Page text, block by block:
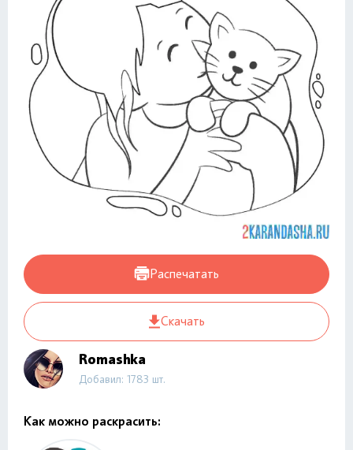
Распечатать
Скачать
Romashka
Добавил: 1783 шт.
Как можно раскрасить: